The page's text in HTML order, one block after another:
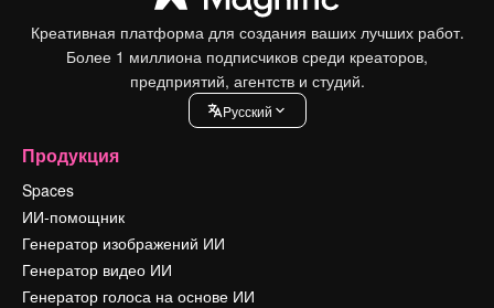
Креативная платформа для создания ваших лучших работ.
Более 1 миллиона подписчиков среди креаторов,
предприятий, агентств и студий.
Pусский
Продукция
Spaces
ИИ-помощник
Генератор изображений ИИ
Генератор видео ИИ
Генератор голоса на основе ИИ